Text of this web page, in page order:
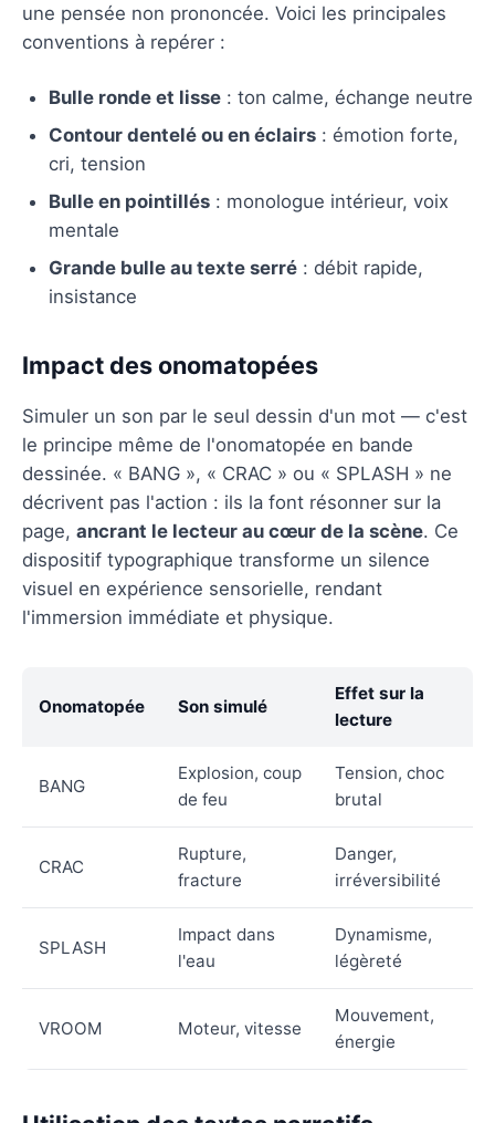
une pensée non prononcée. Voici les principales
conventions à repérer :
Bulle ronde et lisse : ton calme, échange neutre
Contour dentelé ou en éclairs : émotion forte,
cri, tension
Bulle en pointillés : monologue intérieur, voix
mentale
Grande bulle au texte serré : débit rapide,
insistance
Impact des onomatopées
Simuler un son par le seul dessin d'un mot — c'est
le principe même de l'onomatopée en bande
dessinée. « BANG », « CRAC » ou « SPLASH » ne
décrivent pas l'action : ils la font résonner sur la
page, ancrant le lecteur au cœur de la scène. Ce
dispositif typographique transforme un silence
visuel en expérience sensorielle, rendant
l'immersion immédiate et physique.
Onomatopée Son simulé
Effet sur la
lecture
BANG
Explosion, coup
de feu
Tension, choc
brutal
CRAC
Rupture,
fracture
Danger,
irréversibilité
SPLASH
Impact dans
l'eau
Dynamisme,
légèreté
VROOM Moteur, vitesse
Mouvement,
énergie